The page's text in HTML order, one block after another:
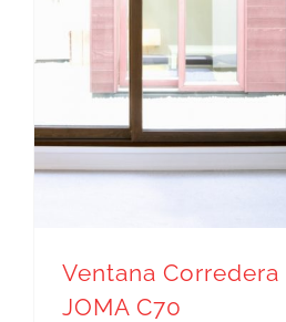
Ventana Corredera
JOMA C70